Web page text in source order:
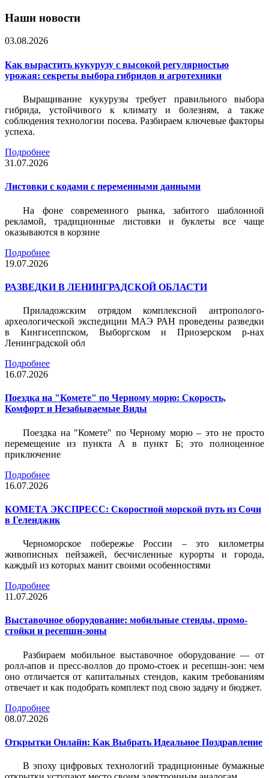
Наши новости
03.08.2026
Как вырастить кукурузу с высокой регулярностью
урожая: секреты выбора гибридов и агротехники
Выращивание кукурузы требует правильного выбора
гибрида, устойчивого к климату и болезням, а также
соблюдения технологии посева. Разбираем ключевые факторы
успеха.
Подробнее
31.07.2026
Листовки c кодами с переменными данными
На фоне современного рынка, забитого шаблонной
рекламой, традиционные листовки и буклеты все чаще
оказываются в корзине
Подробнее
19.07.2026
РАЗВЕДКИ В ЛЕНИНГРАДСКОЙ ОБЛАСТИ
Приладожским отрядом комплексной антрополого-
археологической экспедиции МАЭ РАН проведены разведки
в Кингисеппском, Выборгском и Приозерском р-нах
Ленинградской обл
Подробнее
16.07.2026
Поездка на "Комете" по Черному морю: Скорость,
Комфорт и Незабываемые Виды
Поездка на "Комете" по Черному морю – это не просто
перемещение из пункта А в пункт Б; это полноценное
приключение
Подробнее
16.07.2026
КОМЕТА ЭКСПРЕСС: Скоростной морской путь из Сочи
в Геленджик
Черноморское побережье России – это километры
живописных пейзажей, бесчисленные курорты и города,
каждый из которых манит своими особенностями
Подробнее
11.07.2026
Выставочное оборудование: мобильные стенды, промо-
стойки и ресепшн-зоны
Разбираем мобильное выставочное оборудование — от
ролл-апов и пресс-воллов до промо-стоек и ресепшн-зон: чем
оно отличается от капитальных стендов, каким требованиям
отвечает и как подобрать комплект под свою задачу и бюджет.
Подробнее
08.07.2026
Открытки Онлайн: Как Выбрать Идеальное Поздравление
В эпоху цифровых технологий традиционные бумажные